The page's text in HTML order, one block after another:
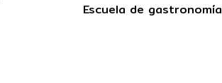
Escuela de gastronomía